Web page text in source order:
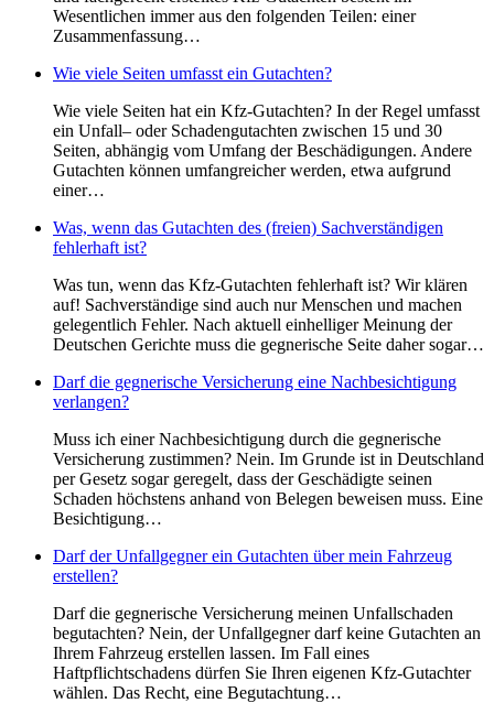
Wesentlichen immer aus den folgenden Teilen: einer
Zusammenfassung…
Wie viele Seiten umfasst ein Gutachten?
Wie viele Seiten hat ein Kfz-Gutachten? In der Regel umfasst
ein Unfall– oder Schadengutachten zwischen 15 und 30
Seiten, abhängig vom Umfang der Beschädigungen. Andere
Gutachten können umfangreicher werden, etwa aufgrund
einer…
Was, wenn das Gutachten des (freien) Sachverständigen
fehlerhaft ist?
Was tun, wenn das Kfz-Gutachten fehlerhaft ist? Wir klären
auf! Sachverständige sind auch nur Menschen und machen
gelegentlich Fehler. Nach aktuell einhelliger Meinung der
Deutschen Gerichte muss die gegnerische Seite daher sogar…
Darf die gegnerische Versicherung eine Nachbesichtigung
verlangen?
Muss ich einer Nachbesichtigung durch die gegnerische
Versicherung zustimmen? Nein. Im Grunde ist in Deutschland
per Gesetz sogar geregelt, dass der Geschädigte seinen
Schaden höchstens anhand von Belegen beweisen muss. Eine
Besichtigung…
Darf der Unfallgegner ein Gutachten über mein Fahrzeug
erstellen?
Darf die gegnerische Versicherung meinen Unfallschaden
begutachten? Nein, der Unfallgegner darf keine Gutachten an
Ihrem Fahrzeug erstellen lassen. Im Fall eines
Haftpflichtschadens dürfen Sie Ihren eigenen Kfz-Gutachter
wählen. Das Recht, eine Begutachtung…